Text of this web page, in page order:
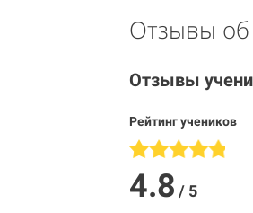
Отзывы
Отзывы
Рейтинг учеников
4.8 / 5